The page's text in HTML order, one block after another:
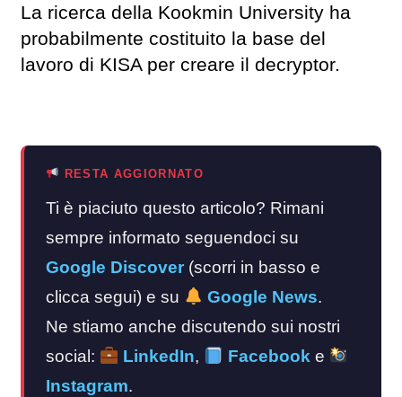
La ricerca della Kookmin University ha
probabilmente costituito la base del
lavoro di KISA per creare il decryptor.
RESTA AGGIORNATO
Ti è piaciuto questo articolo? Rimani
sempre informato seguendoci su
Google Discover (scorri in basso e
clicca segui) e su
Google News.
Ne stiamo anche discutendo sui nostri
social:
LinkedIn, Facebook e
Instagram.